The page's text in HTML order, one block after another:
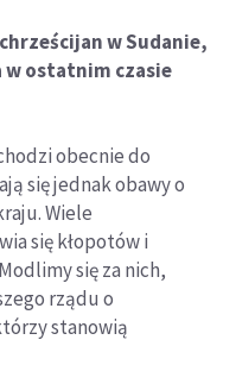
w Sudanie,
w ostatnim czasie
obecnie do
się jednak obawy o
Wiele
się kłopotów i
się za nich,
rządu o
stanowią